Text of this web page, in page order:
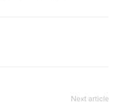
Next article